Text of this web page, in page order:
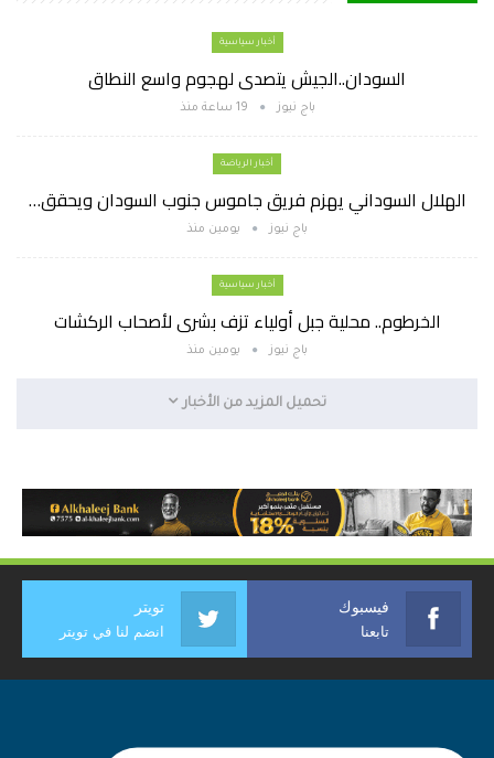
أخبار سياسية
السودان..الجيش يتصدى لهجوم واسع النطاق
باج نيوز 19 ساعة منذ
أخبار الرياضة
الهلال السوداني يهزم فريق جاموس جنوب السودان ويحقق…
باج نيوز يومين منذ
أخبار سياسية
الخرطوم.. محلية جبل أولياء تزف بشرى لأصحاب الركشات
باج نيوز يومين منذ
تحميل المزيد من الأخبار
فيسبوك
تابعنا
تويتر
انضم لنا في تويتر